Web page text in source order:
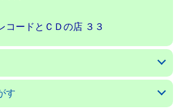
コードとＣＤの店 ３３
ターマガジン
新掘)
ィングマガジン
マガジン
ンン
ズ
ジャパン
す